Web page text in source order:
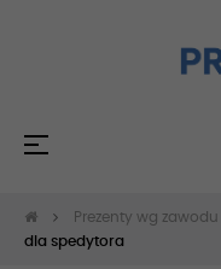
Toggle
☰
Prezenty wg zawodu
dla spedytora